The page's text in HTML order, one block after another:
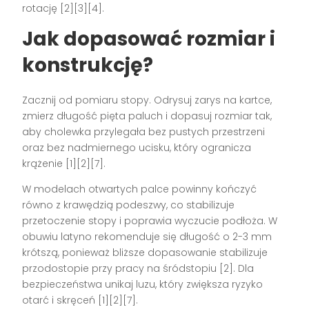
rotację [2][3][4].
Jak dopasować rozmiar i
konstrukcję?
Zacznij od pomiaru stopy. Odrysuj zarys na kartce,
zmierz długość pięta paluch i dopasuj rozmiar tak,
aby cholewka przylegała bez pustych przestrzeni
oraz bez nadmiernego ucisku, który ogranicza
krążenie [1][2][7].
W modelach otwartych palce powinny kończyć
równo z krawędzią podeszwy, co stabilizuje
przetoczenie stopy i poprawia wyczucie podłoża. W
obuwiu latyno rekomenduje się długość o 2-3 mm
krótszą, ponieważ bliższe dopasowanie stabilizuje
przodostopie przy pracy na śródstopiu [2]. Dla
bezpieczeństwa unikaj luzu, który zwiększa ryzyko
otarć i skręceń [1][2][7].